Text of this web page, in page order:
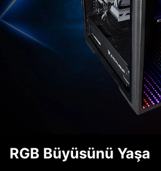
RGB Büyüsünü Yaşa